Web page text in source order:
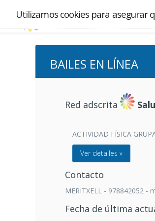
Utilizamos cookies para asegurar
BAILES EN LÍNEA
Red adscrita
ACTIVIDAD FÍSICA
Ver detalles »
Contacto
MERITXELL - 978842052 -
Fecha de última